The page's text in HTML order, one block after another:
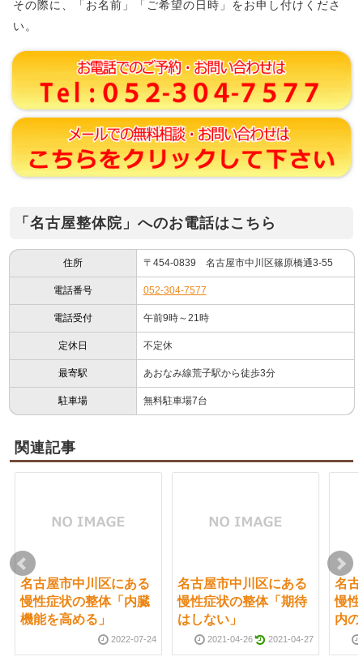
その際に、「お名前」「ご希望の日時」をお申し付けくださ
い。
「名古屋整体院」へのお電話はこちら
住所 〒454-0839 名古屋市中川区篠原橋通3-55
電話番号 052-304-7577
電話受付 午前9時～21時
定休日 不定休
最寄駅 あおなみ線荒子駅から徒歩3分
駐車場 無料駐車場7台
関連記事
名古屋市中川区にある
慢性症状の整体「内臓
機能を高める」
2022-07-24
名古屋市中川区にある
慢性症状の整体「期待
はしない」
2021-04-26 2021-04-27
名
慢
内